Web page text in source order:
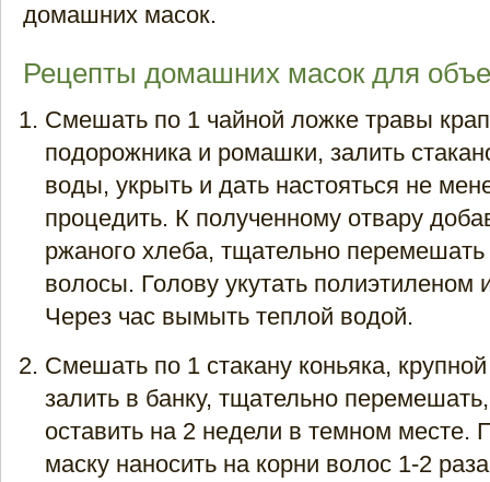
домашних масок.
Рецепты домашних масок для
Смешать по 1 чайной ложке травы
подорожника и ромашки, залить
воды, укрыть и дать настояться не
процедить. К полученному отвару
ржаного хлеба, тщательно перемешать
волосы. Голову укутать полиэтиленом
Через час вымыть теплой водой.
Смешать по 1 стакану коньяка,
залить в банку, тщательно
оставить на 2 недели в темном месте.
маску наносить на корни волос 1-2